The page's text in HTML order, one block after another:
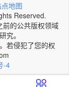
地图
Reserved.
前的公共版权领域
究。
若侵犯了您的权
-4